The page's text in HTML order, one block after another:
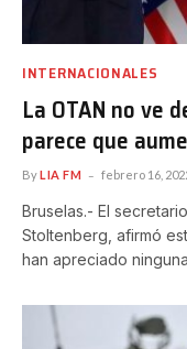
INTERNACIONALES
La OTAN no ve
parece que
ByLIA FM febrero 16,
Bruselas.- El
Stoltenberg, afirmó
han apreciado